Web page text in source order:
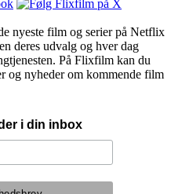
nyeste film og serier på Netflix
deres udvalg og hver dag
På Flixfilm kan du
og nyheder om kommende film
i din inbox